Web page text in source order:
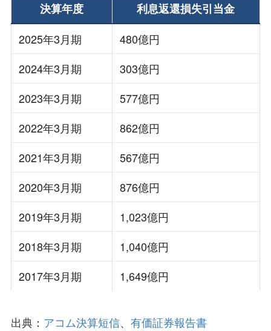
決算年度
利息返還損失引当金
2025年3月期
480億円
2024年3月期
303億円
2023年3月期
577億円
2022年3月期
862億円
2021年3月期
567億円
2020年3月期
876億円
2019年3月期
1,023億円
2018年3月期
1,040億円
2017年3月期
1,649億円
出典： アコム決算短信、 有価証券報告書